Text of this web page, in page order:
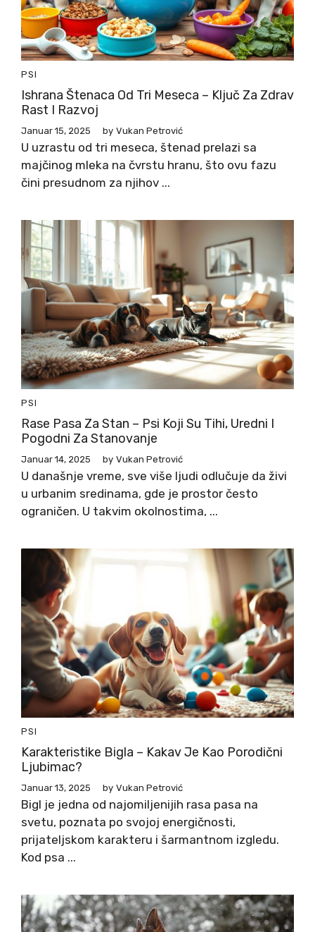
PSI
Ishrana Štenaca Od Tri Meseca – Ključ Za Zdrav
Rast I Razvoj
Januar 15, 2025 by Vukan Petrović
U uzrastu od tri meseca, štenad prelazi sa
majčinog mleka na čvrstu hranu, što ovu fazu
čini presudnom za njihov ...
PSI
Rase Pasa Za Stan – Psi Koji Su Tihi, Uredni I
Pogodni Za Stanovanje
Januar 14, 2025 by Vukan Petrović
U današnje vreme, sve više ljudi odlučuje da živi
u urbanim sredinama, gde je prostor često
ograničen. U takvim okolnostima, ...
PSI
Karakteristike Bigla – Kakav Je Kao Porodični
Ljubimac?
Januar 13, 2025 by Vukan Petrović
Bigl je jedna od najomiljenijih rasa pasa na
svetu, poznata po svojoj energičnosti,
prijateljskom karakteru i šarmantnom izgledu.
Kod psa ...